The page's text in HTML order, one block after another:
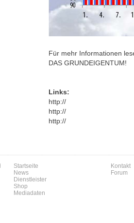
Für mehr Informationen
DAS GRUNDEIGENTUM!
Links:
http://
http://
http://
Startseite
News
Dienstleister
Shop
Mediadaten
Kontakt
Forum